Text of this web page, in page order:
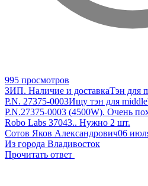
995 просмотров
ЗИП. Наличие и доставкаТэн для
P.N. 27375-0003Ищу тэн для
P.N.27375-0003 (4500W). Очень
Robo Labs 37043.. Нужно 2 шт.
Сотов Яков Александрович06
Из города Владивосток
Прочитать ответ